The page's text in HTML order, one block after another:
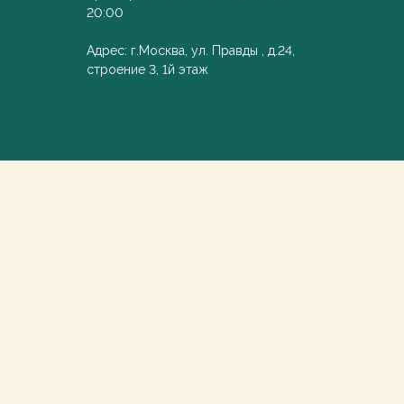
20:00
Адрес: г.Москва, ул. Правды , д.24,
строение 3, 1й этаж